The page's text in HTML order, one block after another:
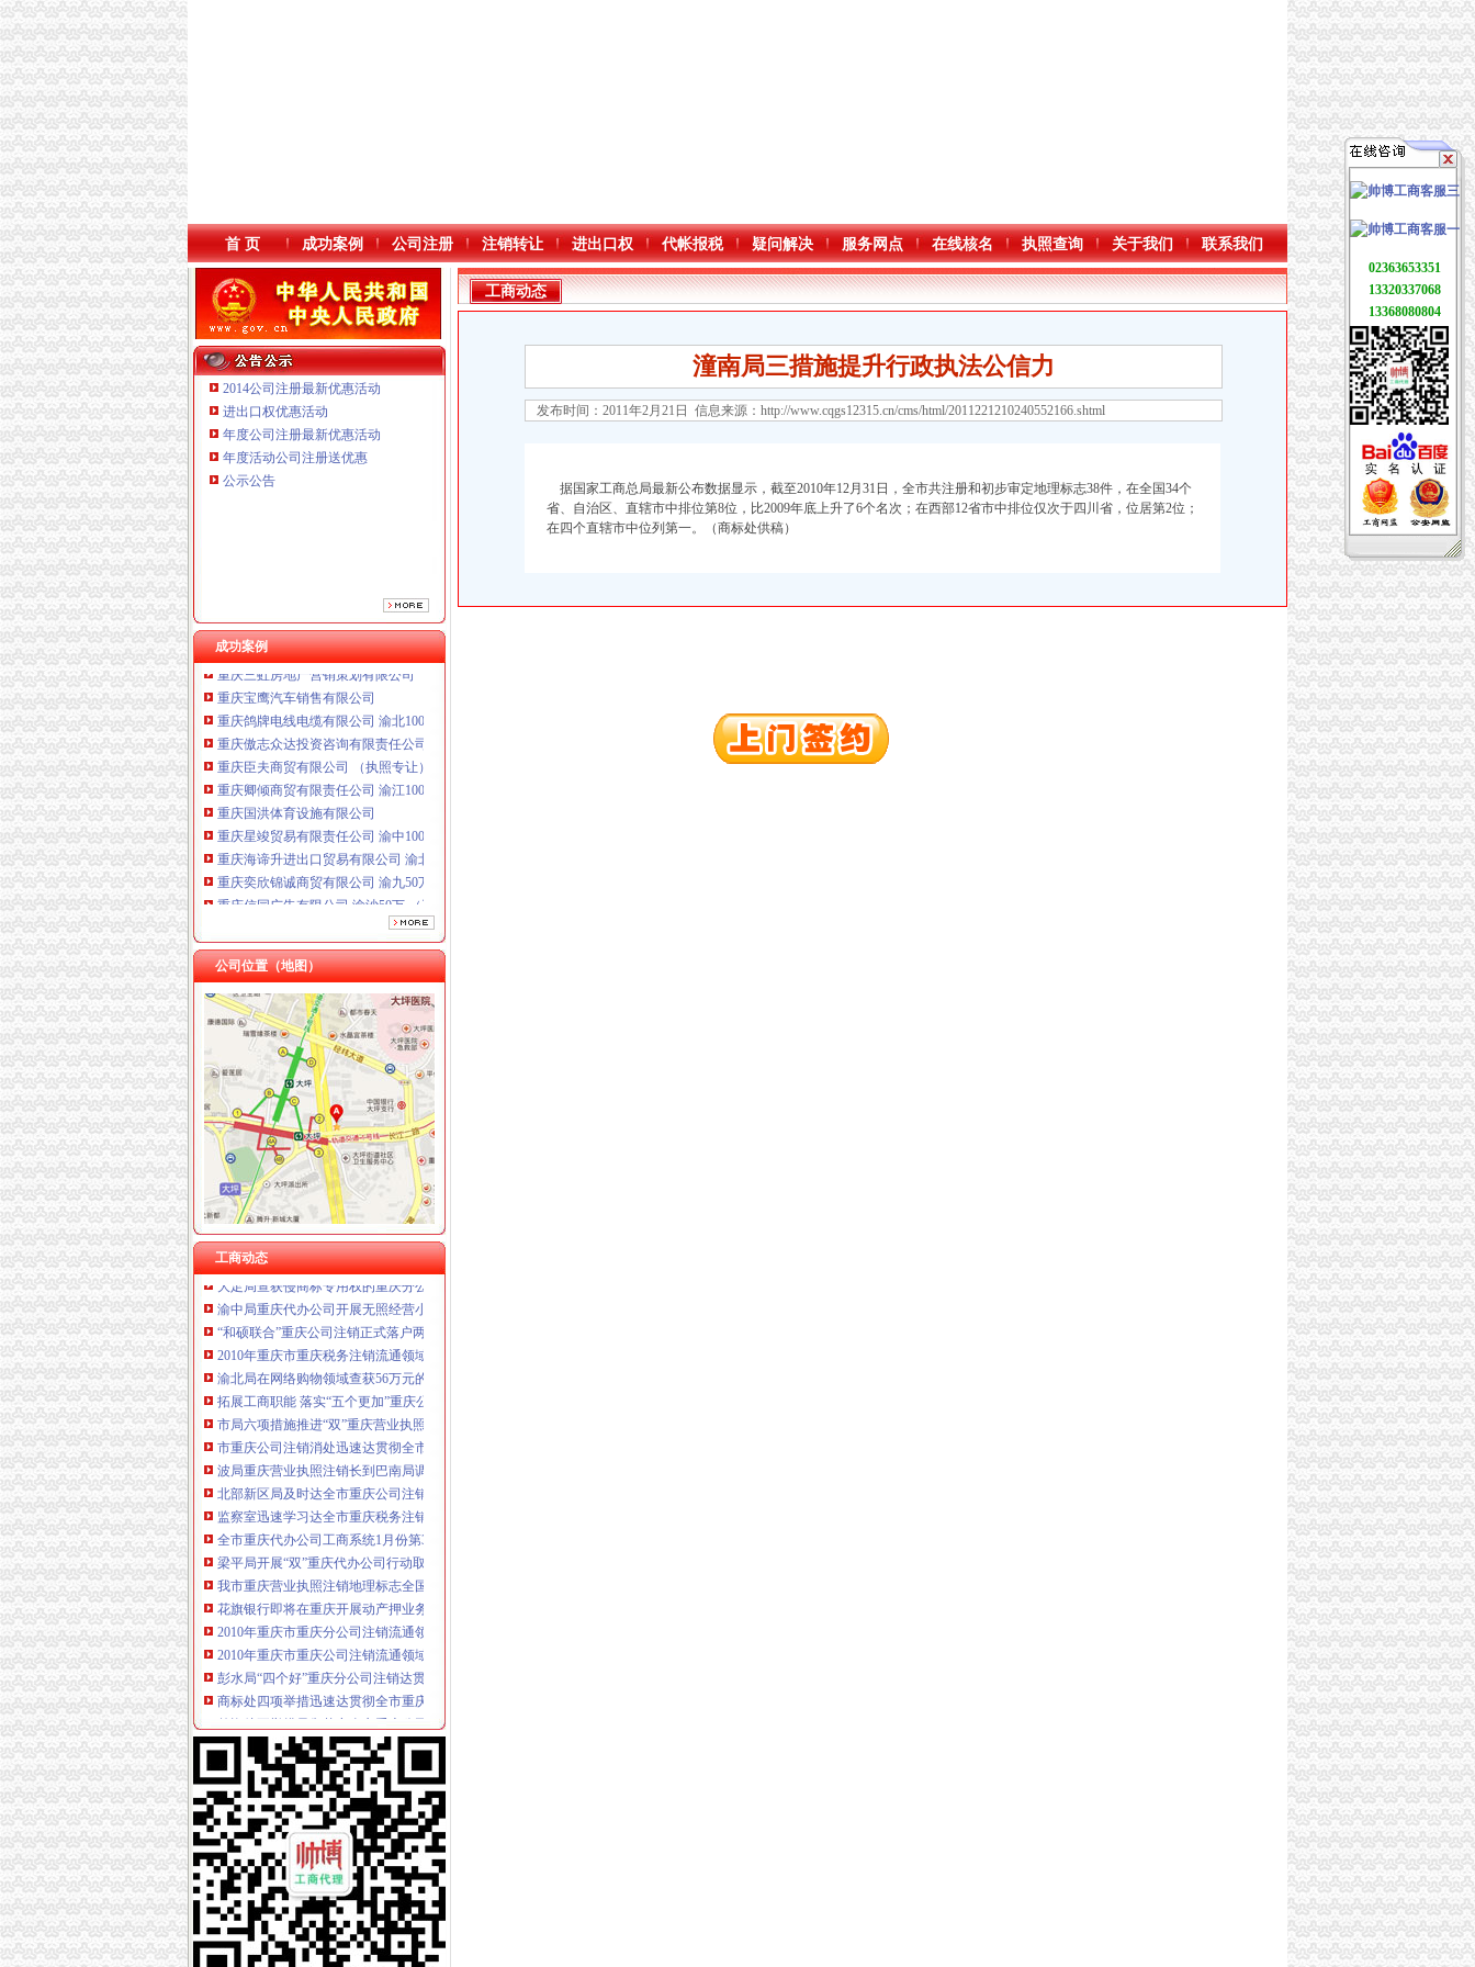
本站导航
首 页 成功案例 公司注册 注销转让 进出口权 代帐报税 疑问解决 服务网点 在线核名 执照查询 关于我们 联系我们
2014公司注册最新优惠活动
进出口权优惠活动
年度公司注册最新优惠活动
年度活动公司注册送优惠
公示公告
成功案例
重庆鸽牌电线电缆有限公司 渝北10010万 (进出口权)
重庆傲志众达投资咨询有限责任公司 渝九1000万 （增资）
重庆臣夫商贸有限公司 （执照专让）
重庆奕欣锦诚商贸有限公司 渝九50万 （工商注册）
重庆信同广告有限公司 渝沙50万 （工商注册）
重庆三虹房地产营销策划有限公司
重庆宝鹰汽车销售有限公司
重庆鸽牌电线电缆有限公司 渝北10010万 (进出口权)
重庆傲志众达投资咨询有限责任公司 渝九1000万 （增资）
重庆臣夫商贸有限公司 （执照专让）
重庆卿倾商贸有限责任公司 渝江100万 （工商注册）
重庆国洪体育设施有限公司
重庆星竣贸易有限责任公司 渝中100万 （进出口权）
重庆海谛升进出口贸易有限公司 渝北100万 （进出口权）
重庆奕欣锦诚商贸有限公司 渝九50万 （工商注册）
重庆信同广告有限公司 渝沙50万 （工商注册）
重庆三虹房地产营销策划有限公司
公司位置（地图）
工商动态
我市重庆分公司注销出台在校大创办微型企业相关办法
批全国外资登记管理干部业务交流会在高新区局重庆代办公司成功召开
双桥区采取多项措施化微型企业发展
大足局重庆税务注销查处一起商业贿赂案
全市重庆分公司注销工商系统加对问题锦湖轮胎退市监管工作
沙坪坝局重庆税务注销认真开展房地产广告整
南岸局与公安部门构建“三项机制”重庆分公司注销推动食品安全专项整工作
江北局查处一起销售侵“牌”重庆代办公司注册商标专用权洋酒案
大足局查获侵商标专用权的重庆分公司注销“九” 豆浆机49台
渝中局重庆代办公司开展无照经营小旅馆专项取缔行动
“和硕联合”重庆公司注销正式落户两江新区
2010年重庆市重庆税务注销流通领域激光视盘机质量监测况
渝北局在网络购物领域查获56万元的重庆公司注销冒侵权商品
拓展工商职能 落实“五个更加”重庆公司注销 市召开全市工商行政管理工作会议
市局六项措施推进“双”重庆营业执照注销行动后期工作
市重庆公司注销消处迅速达贯彻全市工商工作会议精
波局重庆营业执照注销长到巴南局调研
北部新区局及时达全市重庆公司注销工商行政管理工作会议精
监察室迅速学习达全市重庆税务注销工商工作会精
全市重庆代办公司工商系统1月份第3周开展击侵知识产权和制售冒伪劣商品专项行动况
梁平局开展“双”重庆代办公司行动取得初步成效
我市重庆营业执照注销地理标志全国排名上升6位总量排第8
花旗银行即将在重庆开展动产押业务
2010年重庆市重庆分公司注销流通领域针织内衣质量监测况
2010年重庆市重庆公司注销流通领域羽绒服装质量监测况
彭水局“四个好”重庆分公司注销达贯彻全市工商行政管理工作会议精
商标处四项举措迅速达贯彻全市重庆公司注销工商工作会议精
外资处五举措贯彻落实全市重庆公司注销工商工作会议精
梁平局三到位全面达贯彻落实全市重庆公司注销工商工作会议精
垫江局抓好“三结合”重庆分公司注销认真贯彻全市工商工作会议精
奉节局“三明确”重庆代办公司贯彻落实全市工商行政管理工作会议精
綦江局立足“三个三”重庆分公司注销快速贯彻全市工商工作会议精
陈文渝副局重庆营业执照注销长到北部新区局调研
单衍华副局重庆税务注销长对做好2011年团委工作提出要求
梁平局编织信息、监管、服务网络 加“家电下乡”重庆分公司注销监管
市重庆营业执照注销局召开机关作风建设电视电话会全面启动加机关作风建设工作
工商学会认真学习贯彻全市重庆公司注销工商行政管理工作会议精三举措抓好研究工作
武隆局“三查找四明确”重庆公司注销贯彻落实全市工商工作会精
机关委三举措贯彻落实全市重庆代办公司工商行政管理工作会议精
工商动态
潼南局三措施提升行政执法公信力
发布时间：2011年2月21日 信息来源： http://www.cqgs12315.cn/cms/html/2011221210240552166.shtml
据国家工商总局最新公布数据显示，截至2010年12月31日，全市共注册和初步审定地理标志38件，在全国34个
省、自治区、直辖市中排位第8位，比2009年底上升了6个名次；在西部12省市中排位仅次于四川省，位居第2位；
在四个直辖市中位列第一。（商标处供稿）
02363653351
13320337068
13368080804